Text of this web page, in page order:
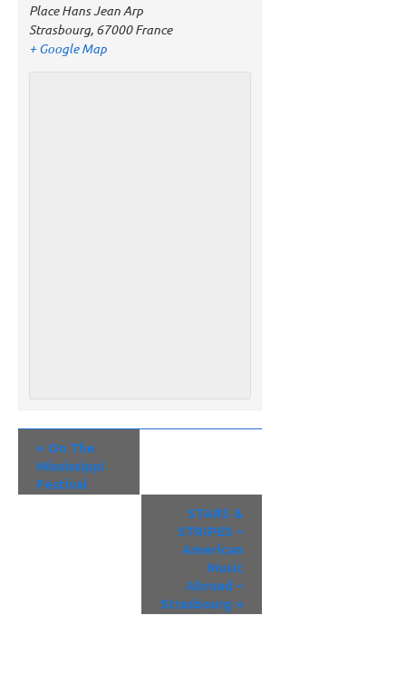
Place Hans Jean Arp
Strasbourg, 67000 France
+ Google Map
« On The
Mississippi
Festival
STARS &
STRIPES –
American
Music
Abroad –
Strasbourg»